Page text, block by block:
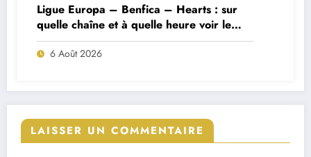
Ligue Europa – Benfica – Hearts : sur
quelle chaîne et à quelle heure voir le
match ?
6 Août 2026
LAISSER UN COMMENTAIRE